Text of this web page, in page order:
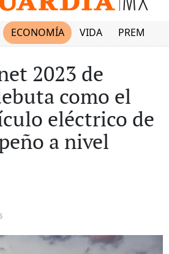
ECONOMÍA VIDA PREMIUM
2023 de
como el
eléctrico de
a nivel